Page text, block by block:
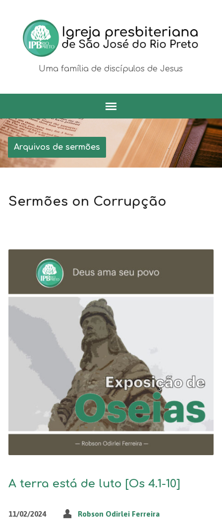
Uma família de discípulos de Jesus
Arquivos de sermões
Sermões on Corrupção
A terra está de luto [Os 4.1-10]
11/02/2024 Robson Odirlei Ferreira